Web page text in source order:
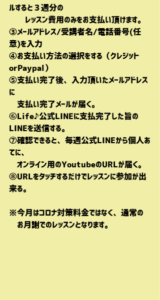
ルすると３週分の
レッスン費用のみをお支払い頂けます。
③メールアドレス/受講者名/電話番号(任
意)を入力
④お支払い方法の選択をする（クレジット
orPaypal）
⑤支払い完了後、入力頂いたメールアドレス
に
支払い完了メールが届く。
⑥Life♪公式LINEに支払完了した旨の
LINEを送信する。
⑦確認できると、毎週公式LINEから個人あ
てに、
オンライン用のYoutubeのURLが届く。
⑧URLをタッチするだけでレッスンに参加が出
来る。
※今月はコロナ対策料金ではなく、通常の
お月謝でのレッスンとなります。